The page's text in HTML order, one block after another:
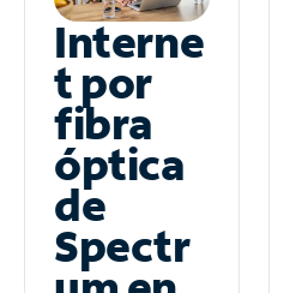
Interne
t por
fibra
óptica
de
Spectr